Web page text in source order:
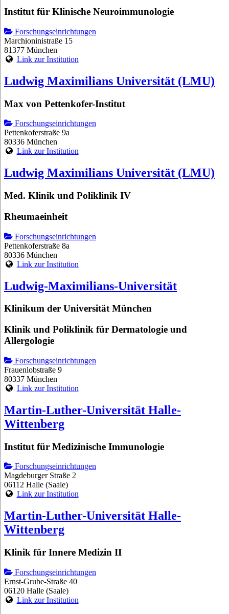
Institut für Klinische Neuroimmunologie
Forschungseinrichtungen
Marchioninistraße 15
81377 München
Link zur Institution
Ludwig Maximilians Universität (LMU)
Max von Pettenkofer-Institut
Forschungseinrichtungen
Pettenkoferstraße 9a
80336 München
Link zur Institution
Ludwig Maximilians Universität (LMU)
Med. Klinik und Poliklinik IV
Rheumaeinheit
Forschungseinrichtungen
Pettenkoferstraße 8a
80336 München
Link zur Institution
Ludwig-Maximilians-Universität
Klinikum der Universität München
Klinik und Poliklinik für Dermatologie und
Allergologie
Forschungseinrichtungen
Frauenlobstraße 9
80337 München
Link zur Institution
Martin-Luther-Universität Halle-
Wittenberg
Institut für Medizinische Immunologie
Forschungseinrichtungen
Magdeburger Straße 2
06112 Halle (Saale)
Link zur Institution
Martin-Luther-Universität Halle-
Wittenberg
Klinik für Innere Medizin II
Forschungseinrichtungen
Ernst-Grube-Straße 40
06120 Halle (Saale)
Link zur Institution